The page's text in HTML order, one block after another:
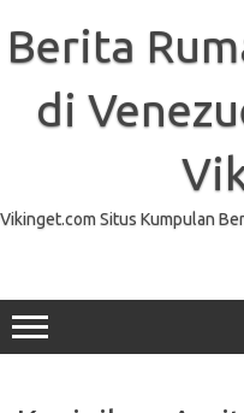
content
Berita
di
Vikinget.com Situs Kumpulan